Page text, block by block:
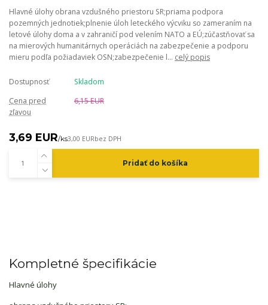
Hlavné úlohy obrana vzdušného priestoru SR;priama podpora
pozemných jednotiek;plnenie úloh leteckého výcviku so zameraním na
letové úlohy doma a v zahraničí pod velením NATO a EÚ;zúčastňovať sa
na mierových humanitárnych operáciách na zabezpečenie a podporu
mieru podľa požiadaviek OSN;zabezpečenie l... celý popis
Dostupnosť
Skladom
Cena pred
zľavou
6,15 EUR
3,69 EUR/ks3,00 EURbez DPH
Pridať do košíka
Kompletné špecifikácie
Hlavné úlohy